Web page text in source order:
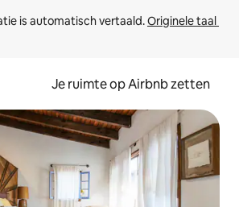
is automatisch vertaald. Originele taal
Je ruimte op Airbnb zetten